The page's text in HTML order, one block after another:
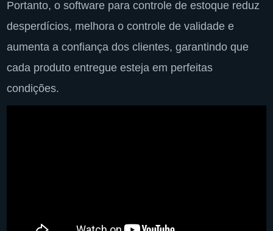
Portanto, o software para controle de estoque reduz
desperdícios, melhora o controle de validade e
aumenta a confiança dos clientes, garantindo que
cada produto entregue esteja em perfeitas
condições.